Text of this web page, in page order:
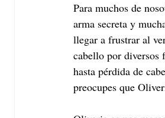
Para muchos de
arma secreta y
llegar a frustrar al
cabello por diversos
hasta pérdida de
preocupes que